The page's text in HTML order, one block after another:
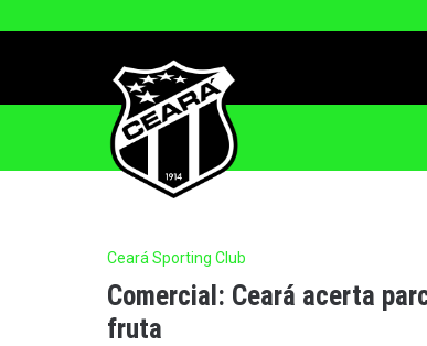
Ceará Sporting Club
Comercial: Ceará acerta
fruta